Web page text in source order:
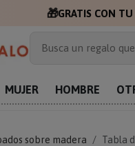
🎁GRATIS CON TU
Busca un regalo
Regalos
MUJER HOMBRE
sobre madera Tabla